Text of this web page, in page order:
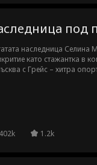
под
наследница
като стажантка в
с Грейс – хитра
402k 1.2k